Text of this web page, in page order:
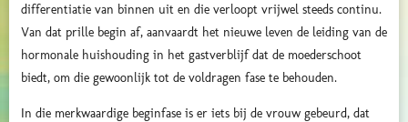
differentiatie van binnen uit en die verloopt vrijwel steeds continu.
Van dat prille begin af, aanvaardt het nieuwe leven de leiding van de
hormonale huishouding in het gastverblijf dat de moederschoot
biedt, om die gewoonlijk tot de voldragen fase te behouden.
In die merkwaardige beginfase is er iets bij de vrouw gebeurd, dat